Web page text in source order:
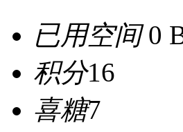
已用空间0
积分16
喜糖7